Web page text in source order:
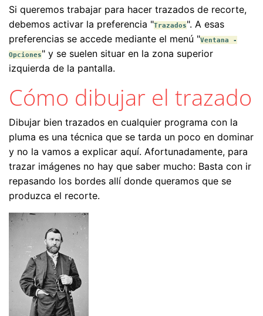
Si queremos trabajar para hacer trazados de recorte,
debemos activar la preferencia "Trazados". A esas
preferencias se accede mediante el menú "Ventana -
Opciones" y se suelen situar en la zona superior
izquierda de la pantalla.
Cómo dibujar el trazado
Dibujar bien trazados en cualquier programa con la
pluma es una técnica que se tarda un poco en dominar
y no la vamos a explicar aquí. Afortunadamente, para
trazar imágenes no hay que saber mucho: Basta con ir
repasando los bordes allí donde queramos que se
produzca el recorte.